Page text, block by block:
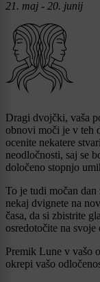
21. maj - 20. junij
Dragi dvojčki, vaša
obnovi moči je v teh
ocenite nekatere
neodločnosti, saj se
določeno stopnjo
To je tudi močan
nekaj dvignete na
časa, da si zbistrite
osredotočite na svoje
Premik Lune v vašo
okrepi vašo